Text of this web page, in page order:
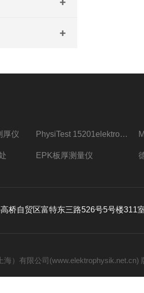
厚仪 PhysiTest 15201elektrophysik测厚仪
EPK板厚测量仪
高桥自贸区富特东三路526号5号楼311
海）有限公司